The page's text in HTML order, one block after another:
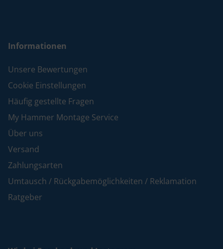
Informationen
Unsere Bewertungen
Cookie Einstellungen
Häufig gestellte Fragen
My Hammer Montage Service
Über uns
Versand
Zahlungsarten
Umtausch / Rückgabemöglichkeiten / Reklamation
Ratgeber